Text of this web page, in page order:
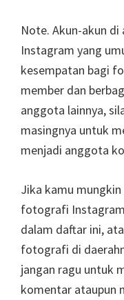
Note. Akun-akun
Instagram yang
kesempatan bagi
member dan
anggota lainnya,
masingnya untuk
menjadi anggota
Jika kamu
fotografi
dalam daftar ini,
fotografi di
jangan ragu untuk
komentar ataupun